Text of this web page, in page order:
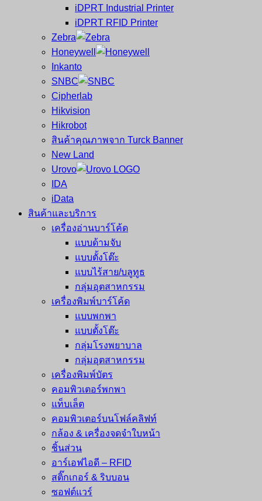
iDPRT Industrial Printer
iDPRT RFID Printer
Zebra
Honeywell
Inkanto
SNBC
Cipherlab
Hikvision
Hikrobot
สินค้าคุณภาพจาก Turck Banner
New Land
Urovo
IDA
iData
สินค้าและบริการ
เครื่องอ่านบาร์โค้ด
แบบด้ามจับ
แบบตั้งโต๊ะ
แบบไร้สาย/บลูทูธ
กลุ่มอุตสาหกรรม
เครื่องพิมพ์บาร์โค้ด
แบบพกพา
แบบตั้งโต๊ะ
กลุ่มโรงพยาบาล
กลุ่มอุตสาหกรรม
เครื่องพิมพ์บัตร
คอมพิวเตอร์พกพา
แท็บเล็ต
คอมพิวเตอร์บนโฟล์คลิฟท์
กล้อง & เครื่องจดจำใบหน้า
ชิ้นส่วน
อาร์เอฟไอดี – RFID
สติ๊กเกอร์ & ริบบอน
ซอฟต์แวร์